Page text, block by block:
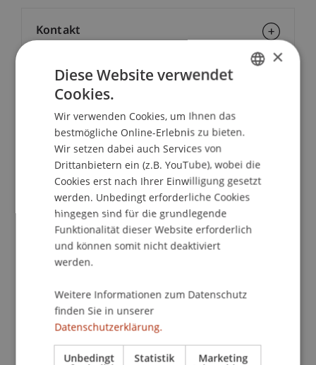
School/Professur:
Studienverwaltung Bachelorstudiengang
Architektur
Das Institut für Architektur und Raumentwicklung
lädt Sie herzlich zur Schlusspräsentationen der
Semesterarbeiten und Thesispräsentaionen des
Bachelor- und Masterstudiengangs Architektur
Zeitplan
Do > Bachelorthesis
Fr > Masterthesis
Am Donnerstagabend nach dem Vortrag von
Kontakt
×
Diese Website verwendet
Cookies.
Wir verwenden Cookies, um Ihnen das
bestmögliche Online-Erlebnis zu bieten.
Wir setzen dabei auch Services von
Drittanbietern ein (z.B. YouTube), wobei die
Cookies erst nach Ihrer Einwilligung gesetzt
werden. Unbedingt erforderliche Cookies
hingegen sind für die grundlegende
Funktionalität dieser Website erforderlich
und können somit nicht deaktiviert
werden.
Weitere Informationen zum Datenschutz
finden Sie in unserer
Datenschutzerklärung.
Unbedingt Statistik Marketing